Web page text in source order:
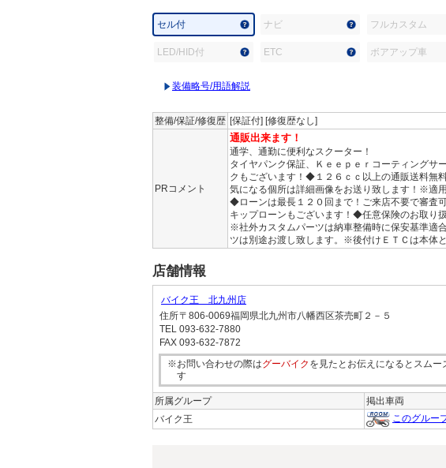
セル付 ナビ フルカスタム
LED/HID付 ETC ボアアップ車
装備略号/用語解説
整備/保証/修復歴 [保証付] [修復歴なし]
PRコメント
通販出来ます！
通学、通勤に便利なスクーター！
タイヤパンク保証、Ｋｅｅｐｅｒコーティングサ
クもございます！◆１２６ｃｃ以上の通販送料無
気になる個所は詳細画像をお送り致します！※適
◆ローンは最長１２０回まで！ご来店不要で審査
キップローンもございます！◆任意保険のお取り
※社外カスタムパーツは納車整備時に保安基準適
ツは別途お渡し致します。※後付けＥＴＣは本体
店舗情報
バイク王 北九州店
住所〒806-0069福岡県北九州市八幡西区茶売町２－５
TEL 093-632-7880
FAX 093-632-7872
※お問い合わせの際はグーバイク を見たとお伝えになるとスムー
す
所属グループ
掲出車両
バイク王
このグルー